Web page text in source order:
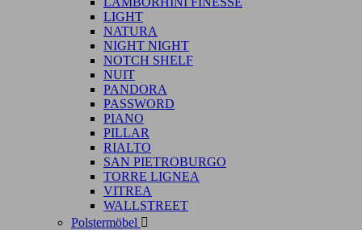
LIGHT
NATURA
NIGHT NIGHT
NOTCH SHELF
NUIT
PANDORA
PASSWORD
PIANO
PILLAR
RIALTO
SAN PIETROBURGO
TORRE LIGNEA
VITREA
WALLSTREET
Polstermöbel 